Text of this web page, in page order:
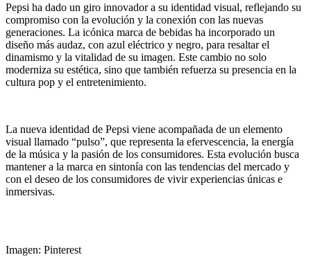
Pepsi ha dado un giro innovador a su identidad visual, reflejando su
compromiso con la evolución y la conexión con las nuevas
generaciones. La icónica marca de bebidas ha incorporado un
diseño más audaz, con azul eléctrico y negro, para resaltar el
dinamismo y la vitalidad de su imagen. Este cambio no solo
moderniza su estética, sino que también refuerza su presencia en la
cultura pop y el entretenimiento.
La nueva identidad de Pepsi viene acompañada de un elemento
visual llamado “pulso”, que representa la efervescencia, la energía
de la música y la pasión de los consumidores. Esta evolución busca
mantener a la marca en sintonía con las tendencias del mercado y
con el deseo de los consumidores de vivir experiencias únicas e
inmersivas.
Imagen: Pinterest